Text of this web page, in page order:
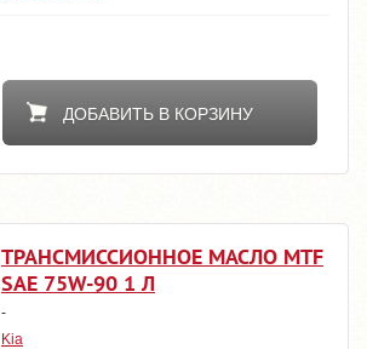
ДОБАВИТЬ В КОРЗИНУ
ТРАНСМИССИОННОЕ МАСЛО MTF
SAE 75W-90 1 Л
-
Kia